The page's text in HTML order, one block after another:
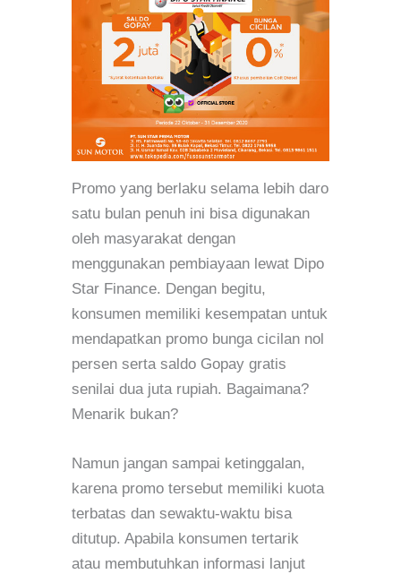
Promo yang berlaku selama lebih daro
satu bulan penuh ini bisa digunakan
oleh masyarakat dengan
menggunakan pembiayaan lewat Dipo
Star Finance. Dengan begitu,
konsumen memiliki kesempatan untuk
mendapatkan promo bunga cicilan nol
persen serta saldo Gopay gratis
senilai dua juta rupiah. Bagaimana?
Menarik bukan?
Namun jangan sampai ketinggalan,
karena promo tersebut memiliki kuota
terbatas dan sewaktu-waktu bisa
ditutup. Apabila konsumen tertarik
atau membutuhkan informasi lanjut